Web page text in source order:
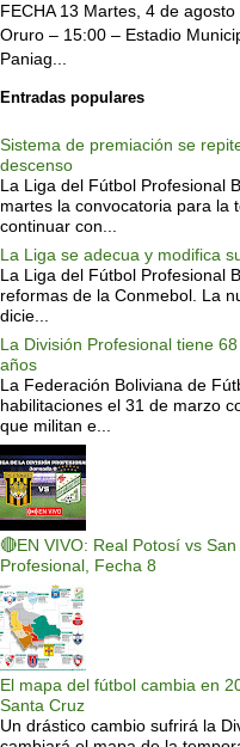
FECHA 13 Martes, 4 de
Oruro – 15:00 – Estadio
Paniag...
Entradas populares
Sistema de premiación se
descenso
La Liga del Fútbol Profesional
martes la convocatoria para la
continuar con...
La Liga se adecua y modifica
La Liga del Fútbol Profesional
reformas de la Conmebol. La
dicie...
La División Profesional tiene
años
La Federación Boliviana de
habilitaciones el 31 de marzo
que militan e...
🔴EN VIVO: Real Potosí vs
Profesional, Fecha 8
El mapa del fútbol cambia en
Santa Cruz
Un drástico cambio sufrirá la